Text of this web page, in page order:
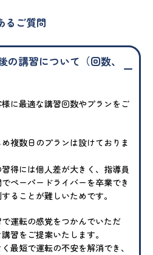
るご質問
の講習について（回数、
に最適な講習回数やプランをご
複数日のプランは設けておりま
得には個人差が大きく、指導員
ペーパードライバーを卒業でき
ることが難しいためです。
運転の感覚をつかんでいただ
習をご提案いたします。
最短で運転の不安を解消でき、